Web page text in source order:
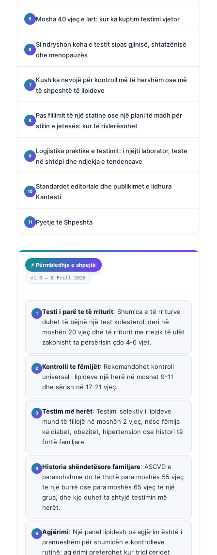
Mosha 40 vjeç e lart: kur ka kuptim testimi vjetor
Si ndryshon koha e testit sipas gjinisë, shtatzënisë
dhe menopauzës
Kush ka nevojë për kontroll më të hershëm ose më
të shpeshtë të lipideve
Pas fillimit të një statine ose një plani të madh për
stilin e jetesës: kur të rivlerësohet
Logjistika praktike e testimit: i njëjti laborator, teste
në shtëpi dhe ndjekja e tendencave
Standardet editoriale dhe publikimet e lidhura
Kantesti
Pyetje të Shpeshta
⚡ Përmbledhje e shpejtë
v1.0 — 8 Prill 2026
Testi i parë te të rriturit: Shumica e të rriturve
duhet të bëjnë një test kolesteroli deri në
moshën 20 vjeç dhe të rriturit me rrezik të ulët
zakonisht ta përsërisin çdo 4-6 vjet.
Kontrolli te fëmijët: Rekomandohet kontroll
universal i lipideve një herë në moshat 9-11
dhe sërish në 17-21 vjeç.
Testim më herët: Testimi selektiv i lipideve
mund të fillojë në moshën 2 vjeç, nëse fëmija
ka diabet, obezitet, hipertension ose histori të
fortë familjare.
Historia shëndetësore familjare: ASCVD e
parakohshme do të thotë para moshës 55 vjeç
te një burrë ose para moshës 65 vjeç te një
grua, dhe kjo duhet ta shtyjë testimin më
herët.
Agjërimi: Një panel lipidesh pa agjërim është i
pranueshëm për shumicën e kontrolleve
rutinë; agjërimi preferohet kur trigliceridet